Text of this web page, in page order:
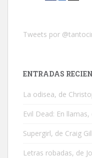
Tweets por
ENTRADAS
La odisea, de
Evil Dead: En
Supergirl, de Craig
Letras robadas, de